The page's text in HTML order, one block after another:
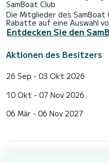
SamBoat Club
Die Mitglieder des
Rabatte auf eine Auswahl
Entdecken Sie den
Aktionen des Besitzers
26 Sep - 03 Okt 2026
10 Okt - 07 Nov 2026
06 Mär - 06 Nov 2027